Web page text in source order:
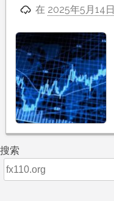
在 2025年5月14日
搜索